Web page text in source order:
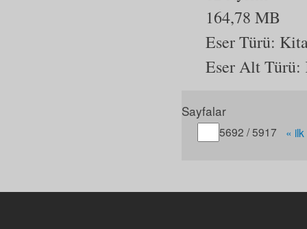
164,78 MB
Eser Türü:
Eser Alt Türü:
Sayfalar
Gitmek istediğiniz
5692 / 5917 « ilk